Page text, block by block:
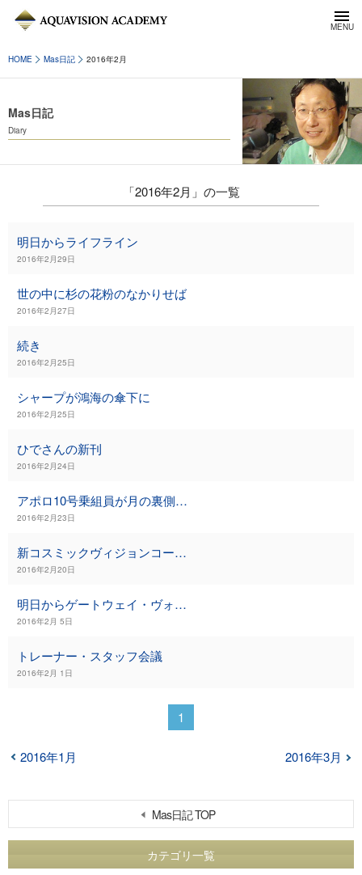
HOME Mas日記 2016年2月
Mas日記
Diary
Mas日記 TOP
カテゴリ一覧
「2016年2月」の一覧
明日からライフライン
2016年2月29日
世の中に杉の花粉のなかりせば
2016年2月27日
続き
2016年2月25日
シャープが鴻海の傘下に
2016年2月25日
ひでさんの新刊
2016年2月24日
アポロ10号乗組員が月の裏側で・・・
2016年2月23日
新コスミックヴィジョンコース＠大阪
2016年2月20日
明日からゲートウェイ・ヴォエッジ
2016年2月 5日
トレーナー・スタッフ会議
2016年2月 1日
1
2016年1月 2016年3月